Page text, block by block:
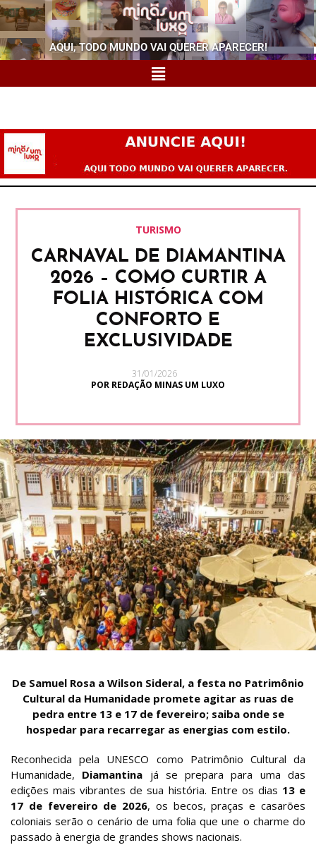
AQUI, TODO MUNDO VAI QUERER APARECER!
TURISMO
CARNAVAL DE DIAMANTINA
2026 – COMO CURTIR A
FOLIA HISTÓRICA COM
CONFORTO E
EXCLUSIVIDADE
31/01/2026
POR REDAÇÃO MINAS UM LUXO
De Samuel Rosa a Wilson Sideral, a festa no Patrimônio
Cultural da Humanidade promete agitar as ruas de
pedra entre 13 e 17 de fevereiro; saiba onde se
hospedar para recarregar as energias com estilo.
Reconhecida pela UNESCO como Patrimônio Cultural da
Humanidade, Diamantina já se prepara para uma das
edições mais vibrantes de sua história. Entre os dias 13 e
17 de fevereiro de 2026, os becos, praças e casarões
coloniais serão o cenário de uma folia que une o charme do
passado à energia de grandes shows nacionais.